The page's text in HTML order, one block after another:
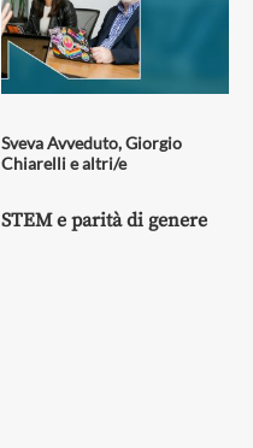
Sveva Avveduto,Giorgio
Chiarellie altri/e
STEM e parità di genere